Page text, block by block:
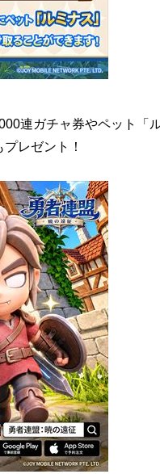
連ガチャ券やペット「
レゼント！